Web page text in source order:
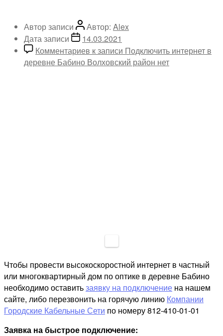
Автор записи Автор: Alex
Дата записи
14.03.2021
Комментариев к записи Подключить интернет в
деревне Бабино Волховский район нет
Чтобы провести высокоскоростной интернет в частный
или многоквартирный дом по оптике в деревне Бабино
необходимо оставитьзаявку на подключение на нашем
сайте, либо перезвонить на горячую линию Компании
Городские Кабельные Сети по номеру 812-410-01-01
Заявка на быстрое подключение: